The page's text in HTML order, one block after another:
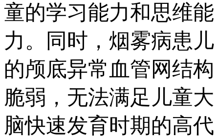
童的学习能力和思维能
力。同时，烟雾病患儿
的颅底异常血管网结构
脆弱，无法满足儿童大
脑快速发育时期的高代